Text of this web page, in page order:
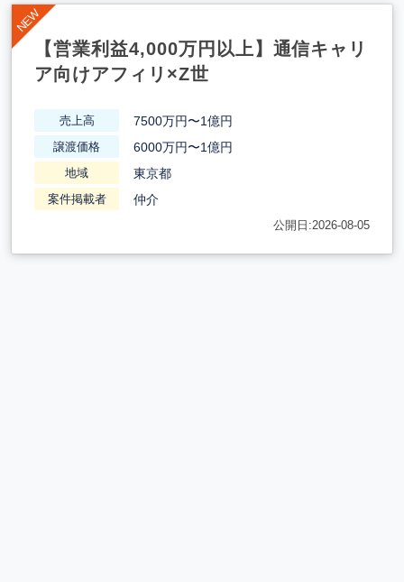
【営業利益4,000万円以上】通信キャリ
ア向けアフィリ×Z世
売上高 7500万円〜1億円
譲渡価格 6000万円〜1億円
地域 東京都
案件掲載者 仲介
公開日:2026-08-05